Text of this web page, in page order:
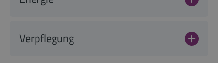
Verpflegung